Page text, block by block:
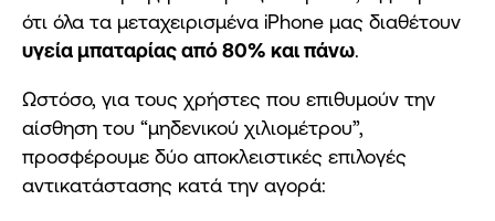
ότι όλα τα μεταχειρισμένα iPhone μας διαθέτουν
υγεία μπαταρίας από 80% και πάνω.
Ωστόσο, για τους χρήστες που επιθυμούν την
αίσθηση του “μηδενικού χιλιομέτρου”,
προσφέρουμε δύο αποκλειστικές επιλογές
αντικατάστασης κατά την αγορά: